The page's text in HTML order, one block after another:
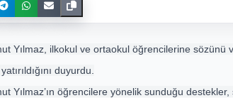
Yılmaz, ilkokul ve ortaokul öğrencilerine sözünü
duyurdu.
Yılmaz’ın öğrencilere yönelik sunduğu